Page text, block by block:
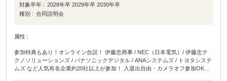
対象卒年 : 2028年卒 2029年卒 2030年卒
種別 : 合同説明会
属性 :
参加特典もあり！オンライン合説！ 伊藤忠商事 / NEC（日本電気）/ 伊藤忠テ
クノソリューションズ / パナソニックデジタル / ANAシステムズ / トヨタシステ
ムズ など人気有名企業約20社以上が参加！ 入退出自由・カメラオフ参加OKな